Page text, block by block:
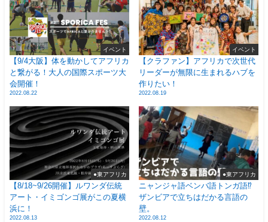
イベント
【9/4大阪】体を動かしてアフリカ
と繋がる！大人の国際スポーツ大
会開催！
2022.08.22
イベント
【クラファン】アフリカで次世代
リーダーが無限に生まれるハブを
作りたい！
2022.08.19
●東アフリカ
【8/18~9/26開催】ルワンダ伝統
アート・イミゴンゴ展がこの夏横
浜に！
2022.08.13
●東アフリカ
ニャンジャ語ベンバ語トンガ語⁉
ザンビアで立ちはだかる言語の
壁。
2022.08.12